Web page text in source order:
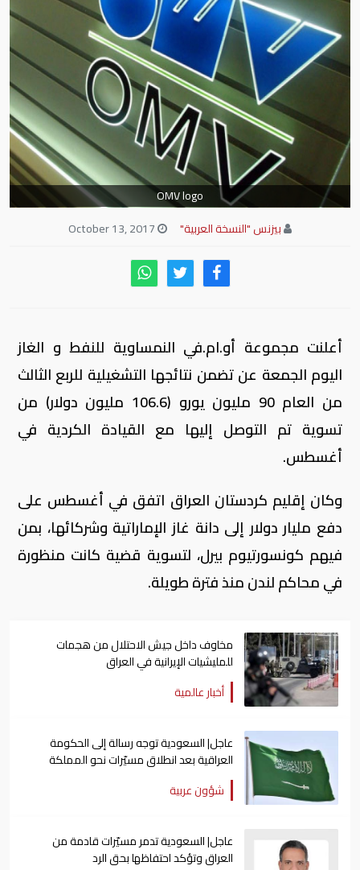
OMV logo
بيزنس "النسخة العربية"
أعلنت مجموعة أو.ام.في النمساوية للنفط و الغاز
اليوم الجمعة عن تضمن نتائجها التشغيلية للربع الثالث
من العام 90 مليون يورو (106.6 مليون دولار) من
تسوية تم التوصل إليها مع القيادة الكردية في
أغسطس.
وكان إقليم كردستان العراق اتفق في أغسطس على
دفع مليار دولار إلى دانة غاز الإماراتية وشركائها، بمن
فيهم كونسورتيوم بيرل، لتسوية قضية كانت منظورة
في محاكم لندن منذ فترة طويلة.
مخاوف داخل جيش الاحتلال من هجمات
للمليشيات الإيرانية في العراق
أخبار عالمية
عاجل| السعودية توجه رسالة إلى الحكومة
العراقية بعد انطلاق مسيّرات نحو المملكة
شؤون عربية
عاجل| السعودية تدمر مسيّرات قادمة من
العراق وتؤكد احتفاظها بحق الرد